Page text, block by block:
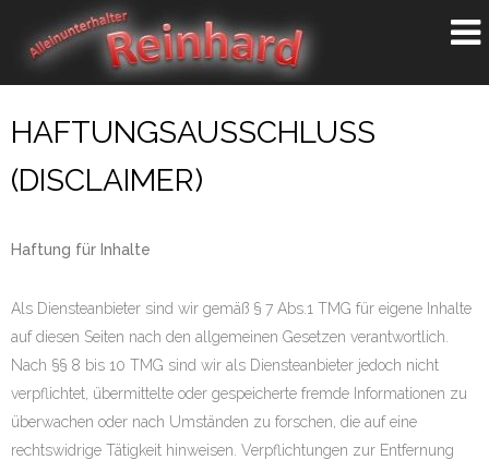
HAFTUNGSAUSSCHLUSS
(DISCLAIMER)
Haftung für Inhalte
Als Diensteanbieter sind wir gemäß § 7 Abs.1 TMG für eigene Inhalte
auf diesen Seiten nach den allgemeinen Gesetzen verantwortlich.
Nach §§ 8 bis 10 TMG sind wir als Diensteanbieter jedoch nicht
verpflichtet, übermittelte oder gespeicherte fremde Informationen zu
überwachen oder nach Umständen zu forschen, die auf eine
rechtswidrige Tätigkeit hinweisen. Verpflichtungen zur Entfernung